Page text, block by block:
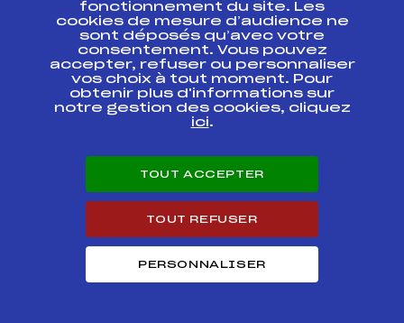
FIS0013.FFS COUPE DU MONDE FFS
FIS0011.FFS COUPE DU MONDE
COUPE DU MONDE
RELAIS
COUPE DU MONDE
COUPE DU MONDE
fonctionnement du site. Les
cookies de mesure d’audience ne
sont déposés qu’avec votre
consentement. Vous pouvez
accepter, refuser ou personnaliser
vos choix à tout moment. Pour
obtenir plus d'informations sur
notre gestion des cookies, cliquez
ici.
TOUT ACCEPTER
TOUT REFUSER
PERSONNALISER